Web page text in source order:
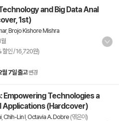
and Big Data Anal
1st)
,Brojo Kishore Mishra
할인 / 16,720원)
월 7일 출고 변경
Empowering Technologies a
Applications (Hardcover)
Chih-Lin I Octavia A. Dobre (엮은이)